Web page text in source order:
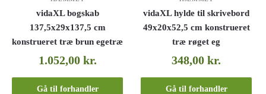
vidaXL bogskab
137,5x29x137,5 cm
konstrueret træ brun egetræ
1.052,00 kr.
Gå til forhandler
vidaXL hylde til skrivebord
49x20x52,5 cm konstrueret
træ røget eg
348,00kr.
Gå til forhandler